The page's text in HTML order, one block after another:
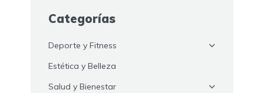
Categorías
Deporte y Fitness
Estética y Belleza
Salud y Bienestar